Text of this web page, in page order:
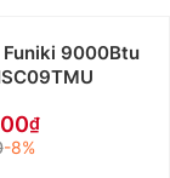
ấm. Nếu
xuống quá
hay máy
hay các
9000Btu
-8%